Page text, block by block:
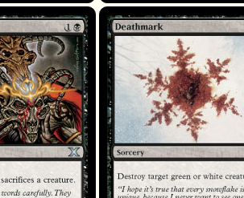
Mortemarque